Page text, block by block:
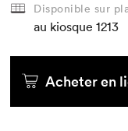
Disponible sur
au kiosque 1213
Acheter en